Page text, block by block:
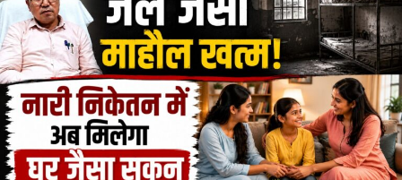
पहाड़ी से बोल्डर गिरने का सिलसिला थम नहीं रहा है और ऐसे में किसी भी
समय बड़ा हादसा हो सकता है।